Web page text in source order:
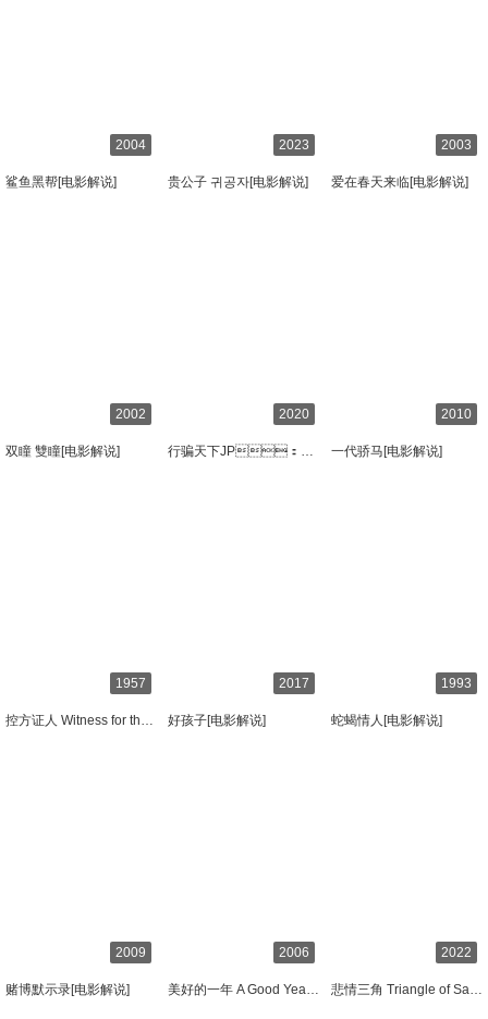
2004
鲨鱼黑帮[电影解说]
2023
贵公子 귀공자[电影解说]
2003
爱在春天来临[电影解说]
2002
双瞳 雙瞳[电影解说]
2020
行骗天下JP：公主篇 コンフィデンスマンJP プリンセス編[电影解说]
2010
一代骄马[电影解说]
1957
控方证人 Witness for the Prosecution[电影解说]
2017
好孩子[电影解说]
1993
蛇蝎情人[电影解说]
2009
赌博默示录[电影解说]
2006
美好的一年 A Good Year[电影解说]
2022
悲情三角 Triangle of Sadness[电影解说]